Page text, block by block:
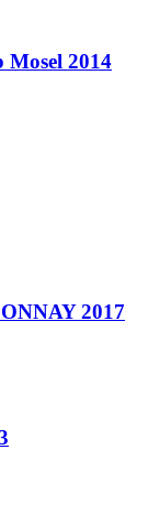
Mosel 2014
2017